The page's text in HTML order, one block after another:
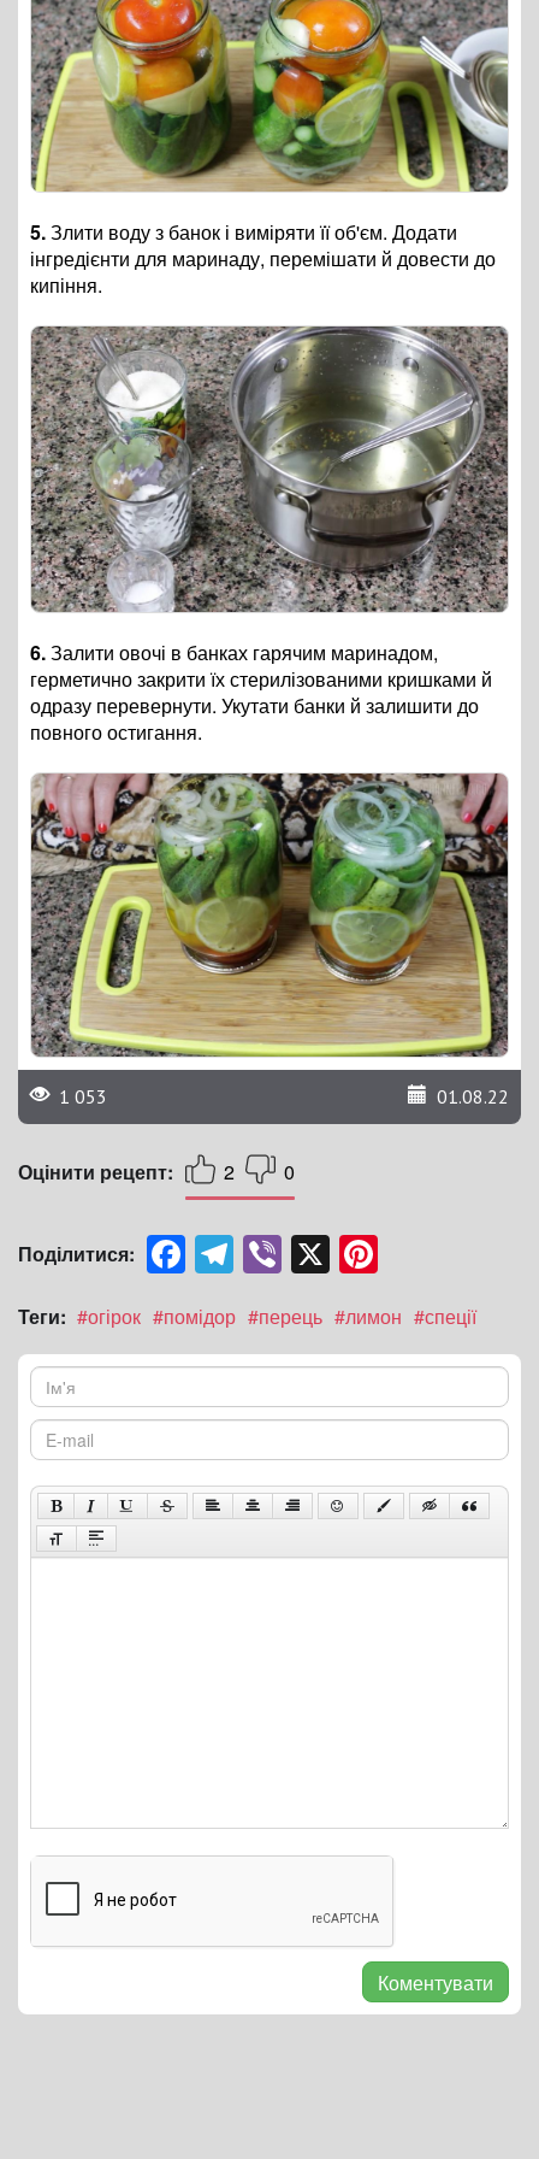
5.Злити воду з банок і виміряти її об'єм. Додати
інгредієнти для маринаду, перемішати й довести до
кипіння.
6.Залити овочі в банках гарячим маринадом,
герметично закрити їх стерилізованими кришками й
одразу перевернути. Укутати банки й залишити до
повного остигання.
1 053 01.08.22
Оцінити рецепт: 2 0
Поділитися: FacebookTelegramViber X
Теги: #огірок #помідор #перець #лимон #спеції
Коментувати